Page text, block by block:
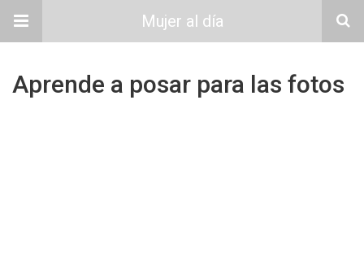
Mujer al día
Aprende a posar para las fotos